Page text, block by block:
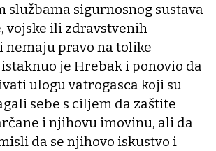
službama sigurnosnog sustava
vojske ili zdravstvenih
nemaju pravo na tolike
je Hrebak i ponovio da
ulogu vatrogasca koji su
sebe s ciljem da zaštite
i njihovu imovinu, ali da
da se njihovo iskustvo i